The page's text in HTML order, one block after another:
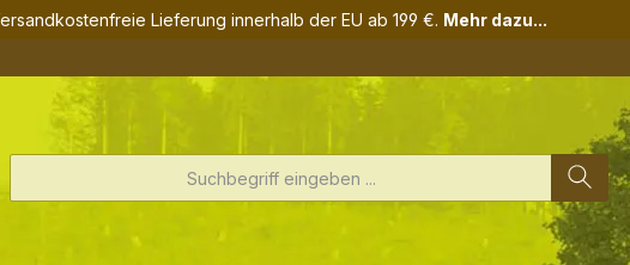
Lieferung innerhalb der EU ab 199 €. Mehr dazu...